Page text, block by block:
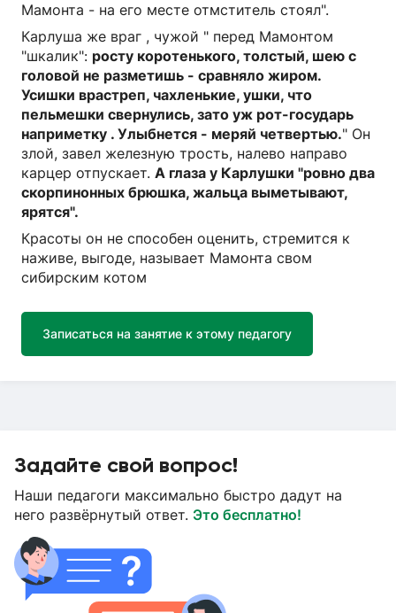
Мамонта - на его месте отмститель стоял".
Карлуша же враг , чужой " перед Мамонтом
"шкалик": росту коротенького, толстый, шею с
головой не разметишь - сравняло жиром.
Усишки врастреп, чахленькие, ушки, что
пельмешки свернулись, зато уж рот-государь
наприметку . Улыбнется - меряй четвертью." Он
злой, завел железную трость, налево направо
карцер отпускает. А глаза у Карлушки "ровно два
скорпинонных брюшка, жальца выметывают,
ярятся".
Красоты он не способен оценить, стремится к
наживе, выгоде, называет Мамонта свом
сибирским котом
Записаться на занятие к этому педагогу
Задайте свой вопрос!
Наши педагоги максимально быстро дадут на
него развёрнутый ответ. Это бесплатно!